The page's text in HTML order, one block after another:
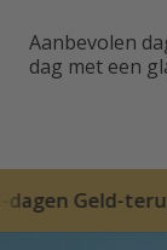
Aanbevolen
dag met een
terug-garantie